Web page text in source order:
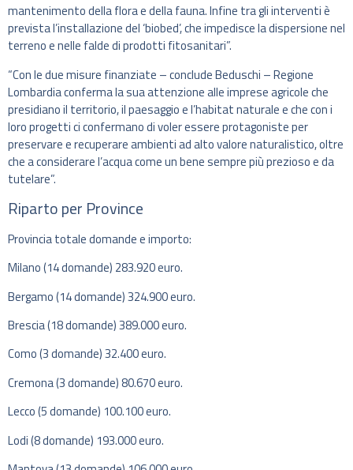
mantenimento della flora e della fauna. Infine tra gli interventi è
prevista l’installazione del ‘biobed’, che impedisce la dispersione nel
terreno e nelle falde di prodotti fitosanitari”.
“Con le due misure finanziate – conclude Beduschi – Regione
Lombardia conferma la sua attenzione alle imprese agricole che
presidiano il territorio, il paesaggio e l’habitat naturale e che con i
loro progetti ci confermano di voler essere protagoniste per
preservare e recuperare ambienti ad alto valore naturalistico, oltre
che a considerare l’acqua come un bene sempre più prezioso e da
tutelare”.
Riparto per Province
Provincia totale domande e importo:
Milano (14 domande) 283.920 euro.
Bergamo (14 domande) 324.900 euro.
Brescia (18 domande) 389.000 euro.
Como (3 domande) 32.400 euro.
Cremona (3 domande) 80.670 euro.
Lecco (5 domande) 100.100 euro.
Lodi (8 domande) 193.000 euro.